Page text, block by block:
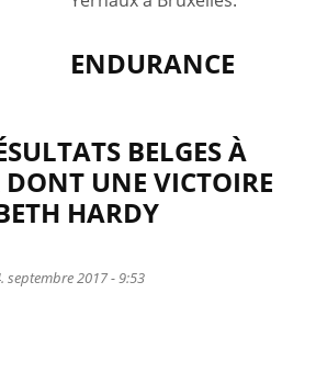
ENDURANCE
BELGES À
UNE VICTOIRE
HARDY
septembre 2017 - 9:53